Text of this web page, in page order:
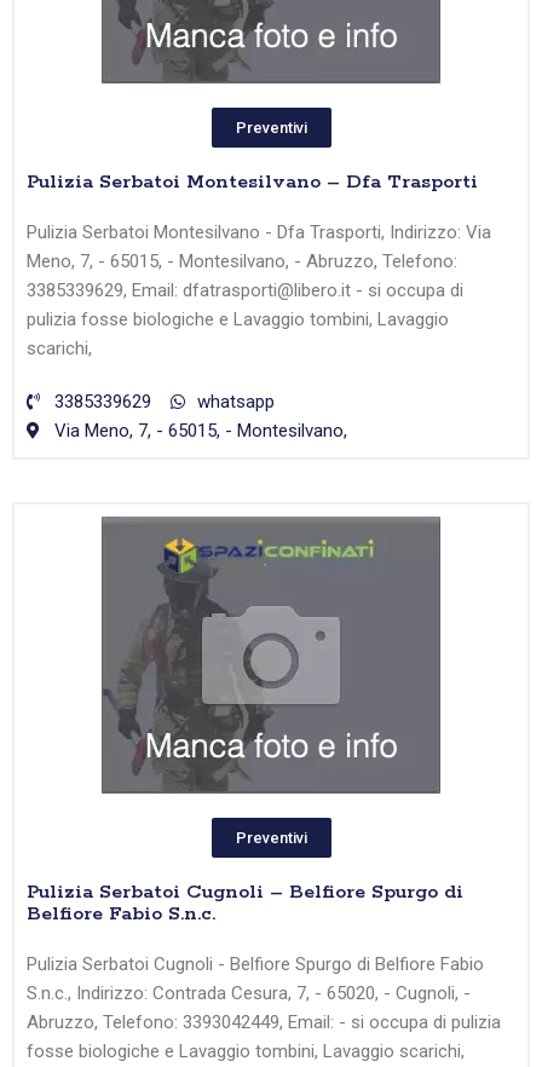
Preventivi
Pulizia Serbatoi Montesilvano – Dfa Trasporti
Pulizia Serbatoi Montesilvano - Dfa Trasporti, Indirizzo: Via
Meno, 7, - 65015, - Montesilvano, - Abruzzo, Telefono:
3385339629, Email: dfatrasporti@libero.it - si occupa di
pulizia fosse biologiche e Lavaggio tombini, Lavaggio
scarichi,
3385339629
whatsapp
Via Meno, 7, - 65015, - Montesilvano,
Preventivi
Pulizia Serbatoi Cugnoli – Belfiore Spurgo di
Belfiore Fabio S.n.c.
Pulizia Serbatoi Cugnoli - Belfiore Spurgo di Belfiore Fabio
S.n.c., Indirizzo: Contrada Cesura, 7, - 65020, - Cugnoli, -
Abruzzo, Telefono: 3393042449, Email: - si occupa di pulizia
fosse biologiche e Lavaggio tombini, Lavaggio scarichi,